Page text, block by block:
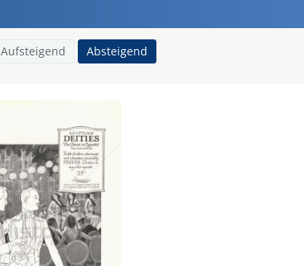
Aufsteigend Absteigend
EGYPTIAN DEITIES
EGYPTIAN DEITIES